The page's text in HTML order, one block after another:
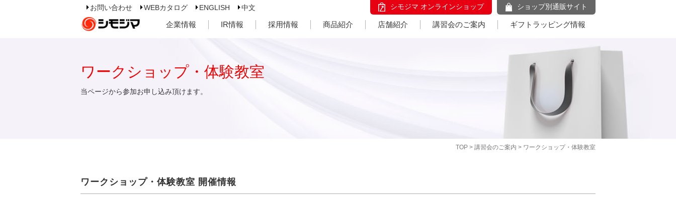
お問い合わせ WEBカタログ ENGLISH 中文 シモジマ オンラインショップ ショップ別通販サイト
企業情報 IR情報 採用情報 商品紹介 店舗紹介 講習会のご案内 ギフトラッピング情報
TOP > 講習会のご案内 > ワークショップ・体験教室
ワークショップ・体験教室
当ページから参加お申し込み頂けます。
ワークショップ・体験教室 開催情報